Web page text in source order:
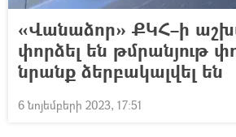
«Վանաձոր» ՔԿՀ–ի
փորձել են թմրանյութ
նրանք ձերբակալվել են
6 նոյեմբերի 2023, 17:51